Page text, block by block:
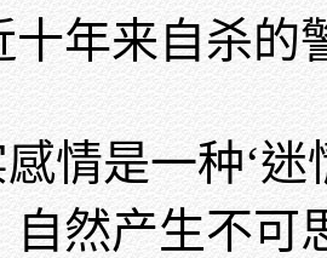
十年来自杀的
情是一种‘
自然产生不可